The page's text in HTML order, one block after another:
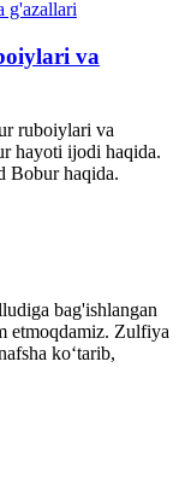
va
ruboiylari va
hayoti ijodi haqida.
Bobur haqida.
bag'ishlangan
etmoqdamiz. Zulfiya
koʻtarib,